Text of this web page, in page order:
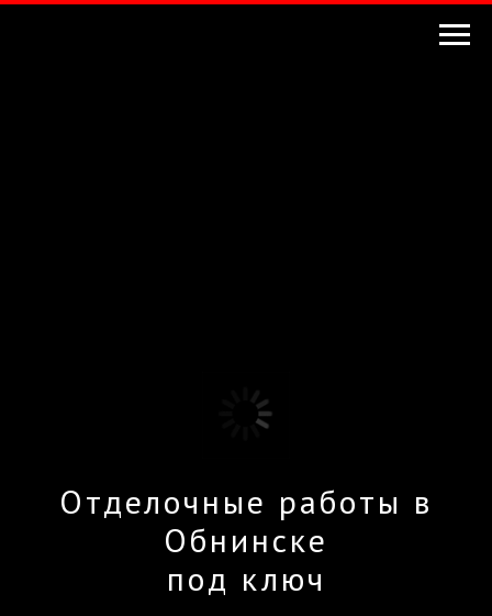
Отделочные работы в
Обнинске
под ключ